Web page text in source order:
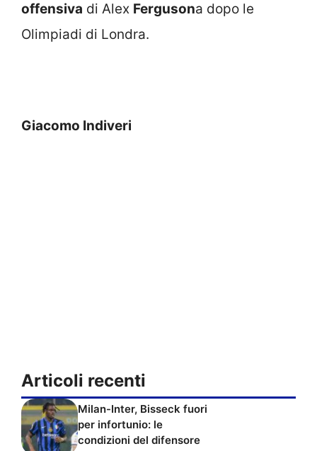
offensiva di Alex Fergusona dopo le
Olimpiadi di Londra.
Giacomo Indiveri
Articoli recenti
Milan-Inter, Bisseck fuori
per infortunio: le
condizioni del difensore